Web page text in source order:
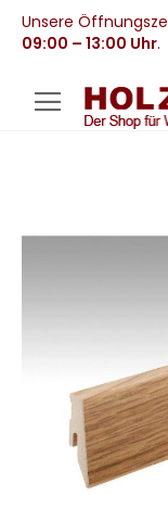
Unsere
09:00 – 13:00 Uhr.